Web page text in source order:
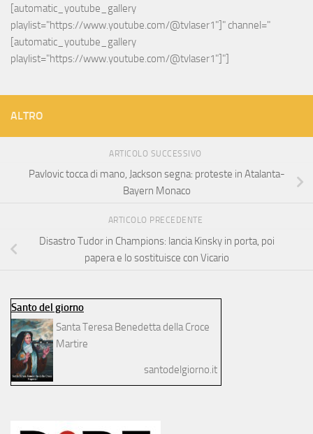
[automatic_youtube_gallery
playlist="https://www.youtube.com/@tvlaser1"]" channel="
[automatic_youtube_gallery
playlist="https://www.youtube.com/@tvlaser1"]"]
ALTRO
ARTICOLO SUCCESSIVO
Pavlovic tocca di mano, Jackson segna: proteste in Atalanta-
Bayern Monaco
ARTICOLO PRECEDENTE
Disastro Tudor in Champions: lancia Kinsky in porta, poi
papera e lo sostituisce con Vicario
Santo del giorno
Santa Teresa Benedetta della Croce
Martire
santodelgiorno.it